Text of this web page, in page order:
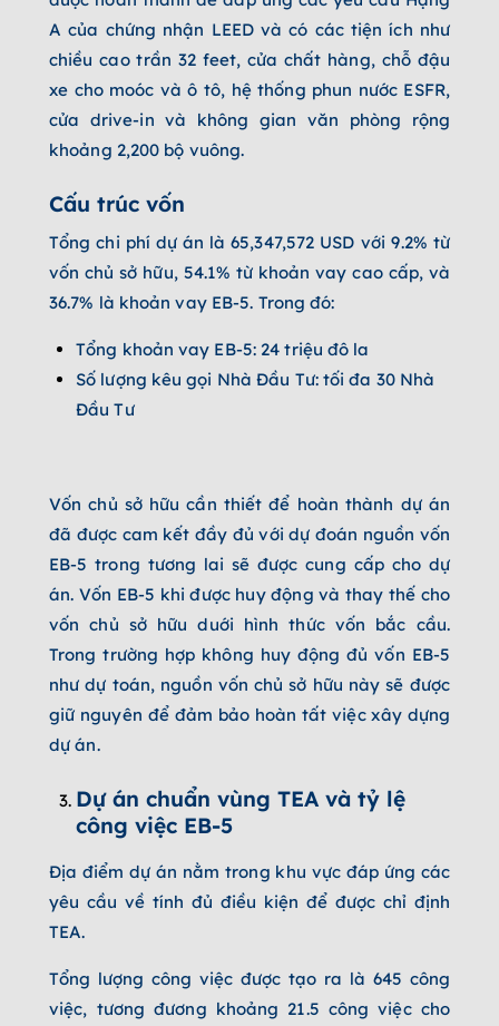
A của chứng nhận LEED và có các tiện ích như
chiều cao trần 32 feet, cửa chất hàng, chỗ đậu
xe cho moóc và ô tô, hệ thống phun nước ESFR,
cửa drive-in và không gian văn phòng rộng
khoảng 2,200 bộ vuông.
Cấu trúc vốn
Tổng chi phí dự án là 65,347,572 USD với 9.2% từ
vốn chủ sở hữu, 54.1% từ khoản vay cao cấp, và
36.7% là khoản vay EB-5. Trong đó:
Tổng khoản vay EB-5: 24 triệu đô la
Số lượng kêu gọi Nhà Đầu Tư: tối đa 30 Nhà
Đầu Tư
Vốn chủ sở hữu cần thiết để hoàn thành dự án
đã được cam kết đầy đủ với dự đoán nguồn vốn
EB-5 trong tương lai sẽ được cung cấp cho dự
án. Vốn EB-5 khi được huy động và thay thế cho
vốn chủ sở hữu duới hình thức vốn bắc cầu.
Trong trường hợp không huy động đủ vốn EB-5
như dự toán, nguồn vốn chủ sở hữu này sẽ được
giữ nguyên để đảm bảo hoàn tất việc xây dựng
dự án.
Dự án chuẩn vùng TEA và tỷ lệ
công việc EB-5
Địa điểm dự án nằm trong khu vực đáp ứng các
yêu cầu về tính đủ điều kiện để được chỉ định
TEA.
Tổng lượng công việc được tạo ra là 645 công
việc, tương đương khoảng 21.5 công việc cho